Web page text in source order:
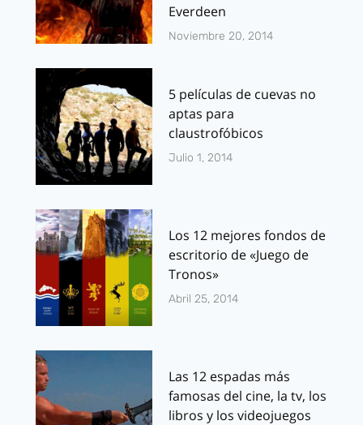
Everdeen
Noviembre 20, 2014
5 películas de cuevas no
aptas para
claustrofóbicos
Julio 1, 2014
Los 12 mejores fondos de
escritorio de «Juego de
Tronos»
Abril 25, 2014
Las 12 espadas más
famosas del cine, la tv, los
libros y los videojuegos